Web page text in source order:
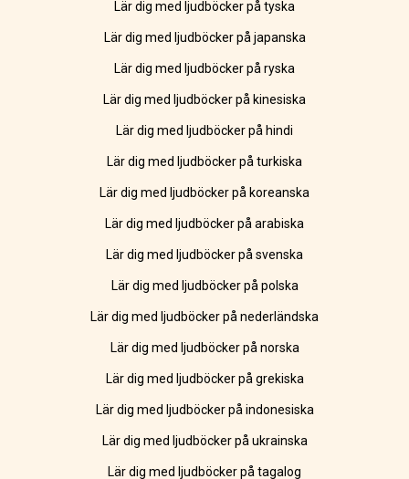
Lär dig med ljudböcker på tyska
Lär dig med ljudböcker på japanska
Lär dig med ljudböcker på ryska
Lär dig med ljudböcker på kinesiska
Lär dig med ljudböcker på hindi
Lär dig med ljudböcker på turkiska
Lär dig med ljudböcker på koreanska
Lär dig med ljudböcker på arabiska
Lär dig med ljudböcker på svenska
Lär dig med ljudböcker på polska
Lär dig med ljudböcker på nederländska
Lär dig med ljudböcker på norska
Lär dig med ljudböcker på grekiska
Lär dig med ljudböcker på indonesiska
Lär dig med ljudböcker på ukrainska
Lär dig med ljudböcker på tagalog